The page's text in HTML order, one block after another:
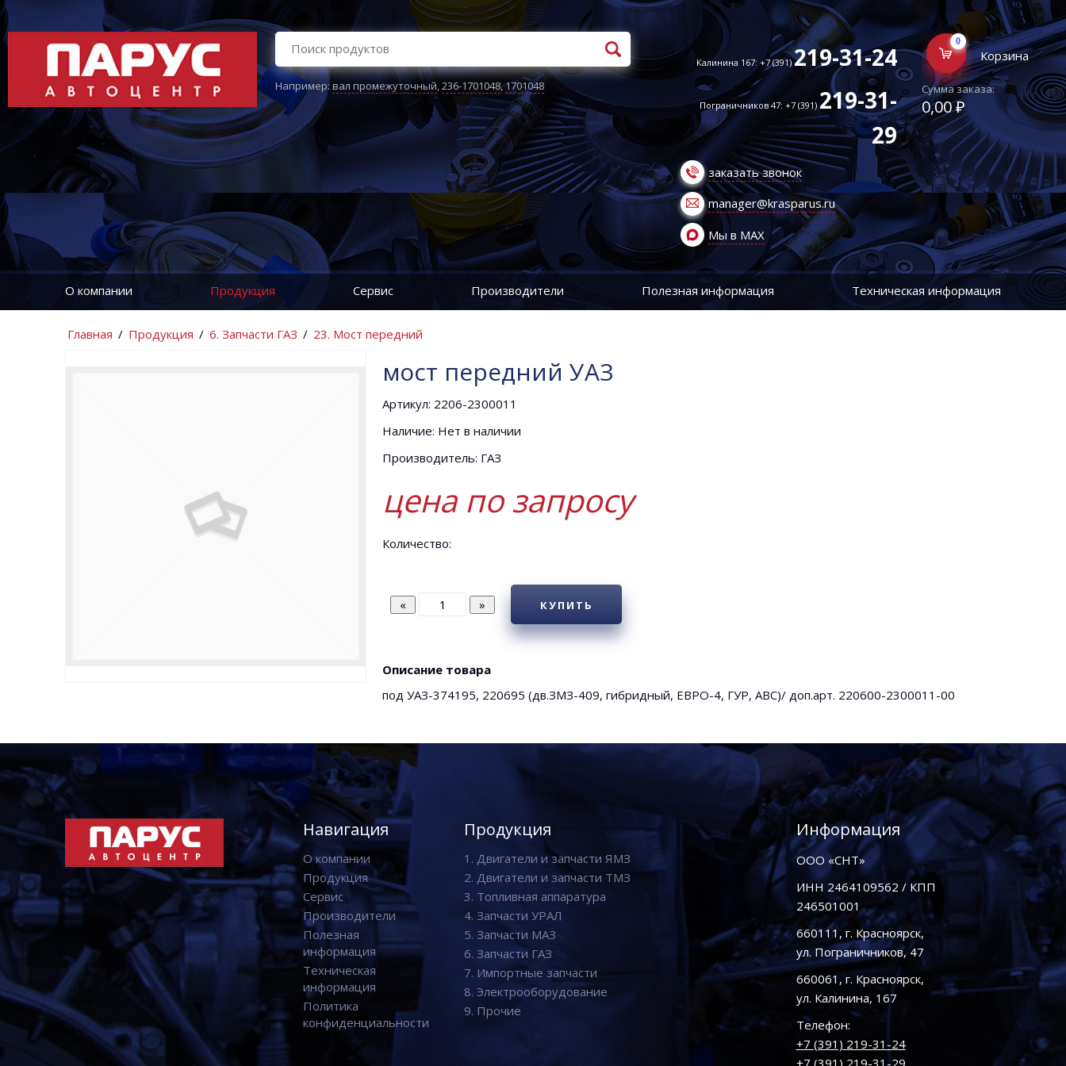
Например:вал промежуточный,236-1701048,1701048
Калинина 167: +7 (391)219-31-24
Пограничников 47: +7 (391)219-31-
29
заказать звонок
manager@krasparus.ru
Мы в MAX
0
Корзина
Сумма заказа:
0,00 ₽
О компании Продукция Сервис Производители Полезная информация Техническая информация
Главная / Продукция / 6. Запчасти ГАЗ / 23. Мост передний
мост передний УАЗ
Артикул: 2206-2300011
Наличие: Нет в наличии
Производитель: ГАЗ
цена по запросу
Количество:
КУПИТЬ
Описание товара
под УАЗ-374195, 220695 (дв.ЗМЗ-409, гибридный, ЕВРО-4, ГУР, АВС)/ доп.арт. 220600-2300011-00
Навигация
О компании
Продукция
Сервис
Производители
Полезная
информация
Техническая
информация
Политика
конфиденциальности
Продукция
1. Двигатели и запчасти ЯМЗ
2. Двигатели и запчасти ТМЗ
3. Топливная аппаратура
4. Запчасти УРАЛ
5. Запчасти МАЗ
6. Запчасти ГАЗ
7. Импортные запчасти
8. Электрооборудование
9. Прочие
Информация
ООО «СНТ»
ИНН 2464109562 / КПП
246501001
660111, г. Красноярск,
ул. Пограничников, 47
660061, г. Красноярск,
ул. Калинина, 167
Телефон:
+7 (391) 219-31-24
+7 (391) 219-31-29